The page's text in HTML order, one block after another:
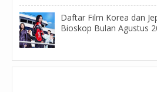
Daftar Film Korea dan
Bioskop Bulan Agustus